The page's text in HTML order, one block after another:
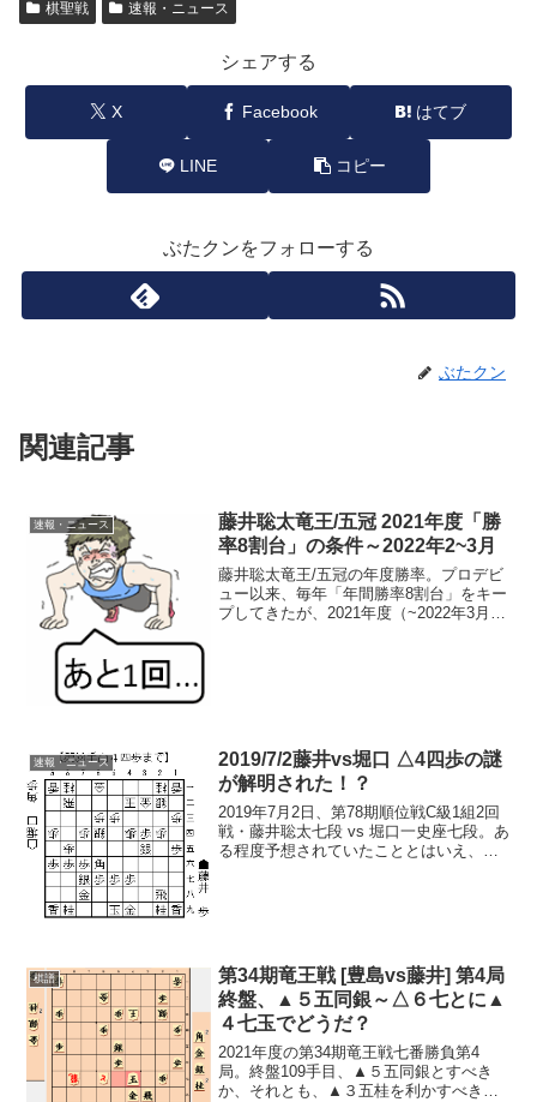
棋聖戦 速報・ニュース
シェアする
X Facebook はてブ
LINE コピー
ぶたクンをフォローする
ぶたクン
関連記事
速報・ニュース
藤井聡太竜王/五冠 2021年度「勝
率8割台」の条件～2022年2~3月
藤井聡太竜王/五冠の年度勝率。プロデビ
ュー以来、毎年「年間勝率8割台」をキー
プしてきたが、2021年度（~2022年3月）
速報・ニュース
2019/7/2藤井vs堀口 △4四歩の謎
が解明された！？
2019年7月2日、第78期順位戦C級1組2回
戦・藤井聡太七段 vs 堀口一史座七段。あ
る程度予想されていたこととはいえ、午
棋譜
第34期竜王戦 [豊島vs藤井] 第4局
終盤、▲５五同銀～△６七とに▲
４七玉でどうだ？
2021年度の第34期竜王戦七番勝負第4
局。終盤109手目、▲５五同銀とすべき
か、それとも、▲３五桂を利かすべき